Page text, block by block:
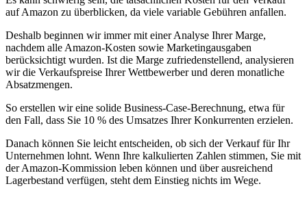
auf Amazon zu überblicken, da viele variable Gebühren anfallen.
Deshalb beginnen wir immer mit einer Analyse Ihrer Marge,
nachdem alle Amazon-Kosten sowie Marketingausgaben
berücksichtigt wurden. Ist die Marge zufriedenstellend, analysieren
wir die Verkaufspreise Ihrer Wettbewerber und deren monatliche
Absatzmengen.
So erstellen wir eine solide Business-Case-Berechnung, etwa für
den Fall, dass Sie 10 % des Umsatzes Ihrer Konkurrenten erzielen.
Danach können Sie leicht entscheiden, ob sich der Verkauf für Ihr
Unternehmen lohnt. Wenn Ihre kalkulierten Zahlen stimmen, Sie mit
der Amazon-Kommission leben können und über ausreichend
Lagerbestand verfügen, steht dem Einstieg nichts im Wege.